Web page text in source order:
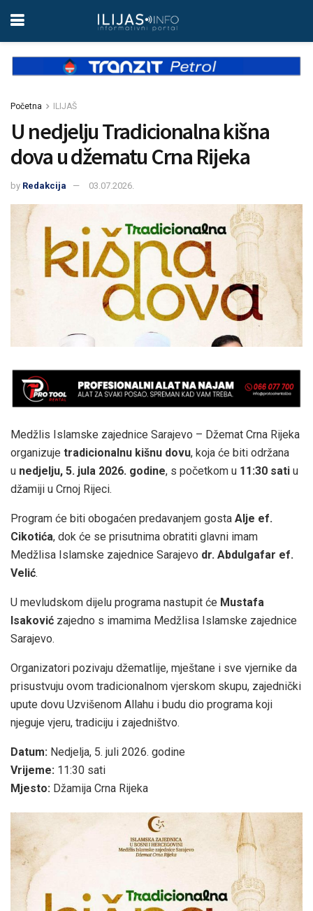
Početna ILIJAŠ
U nedjelju Tradicionalna kišna
dova u džematu Crna Rijeka
by Redakcija 03.07.2026.
Medžlis Islamske zajednice Sarajevo – Džemat Crna Rijeka
organizuje tradicionalnu kišnu dovu, koja će biti održana
u nedjelju, 5. jula 2026. godine, s početkom u 11:30 sati u
džamiji u Crnoj Rijeci.
Program će biti obogaćen predavanjem gosta Alje ef.
Cikotića, dok će se prisutnima obratiti glavni imam
Medžlisa Islamske zajednice Sarajevo dr. Abdulgafar ef.
Velić.
U mevludskom dijelu programa nastupit će Mustafa
Isaković zajedno s imamima Medžlisa Islamske zajednice
Sarajevo.
Organizatori pozivaju džematlije, mještane i sve vjernike da
prisustvuju ovom tradicionalnom vjerskom skupu, zajednički
upute dovu Uzvišenom Allahu i budu dio programa koji
njeguje vjeru, tradiciju i zajedništvo.
Datum: Nedjelja, 5. juli 2026. godine
Vrijeme: 11:30 sati
Mjesto: Džamija Crna Rijeka